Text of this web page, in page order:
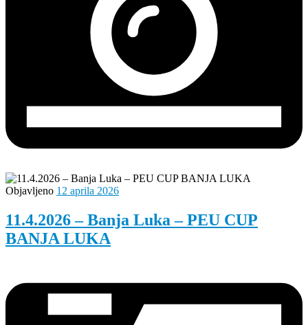
Objavljeno 12 aprila 2026
11.4.2026 – Banja Luka – PEU CUP
BANJA LUKA